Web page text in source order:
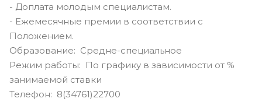
- Доплата молодым специалистам.
- Ежемесячные премии в соответствии с
Положением.
Образование: Средне-специальное
Режим работы: По графику в зависимости от %
занимаемой ставки
Телефон: 8(34761)22700